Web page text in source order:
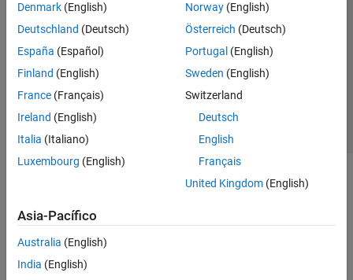
Denmark (English)
Deutschland (Deutsch)
España (Español)
Finland (English)
France (Français)
Ireland (English)
Italia (Italiano)
Luxembourg (English)
Norway(English)
Österreich (Deutsch)
Portugal (English)
Sweden (English)
Switzerland
Deutsch
English
Français
United Kingdom(English)
Asia-Pacífico
Australia (English)
India (English)
Política de privacidad
Antipiratería
Estado de las aplicaciones
Información de contacto
© 1994-2026 The MathWorks, Inc.
Seleccione un país/